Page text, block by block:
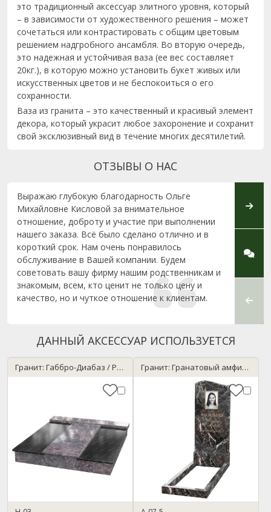
это традиционный аксессуар элитного уровня, который
– в зависимости от художественного решения – может
сочетаться или контрастировать с общим цветовым
решением надгробного ансамбля. Во вторую очередь,
это надежная и устойчивая ваза (ее вес составляет
20кг.), в которую можно установить букет живых или
искусственных цветов и не беспокоиться о его
сохранности.
Ваза из гранита – это качественный и красивый элемент
декора, который украсит любое захоронение и сохранит
свой эксклюзивный вид в течение многих десятилетий.
ОТЗЫВЫ О НАС
Выражаю глубокую благодарность Ольге
Михайловне Кисловой за внимательное
отношение, доброту и участие при выполнении
нашего заказа. Всё было сделано отлично и в
короткий срок. Нам очень понравилось
обслуживание в Вашей компании. Будем
советовать вашу фирму нашим родственникам и
знакомым, всем, кто ценит не только цену и
качество, но и чуткое отношение к клиентам.
ДАННЫЙ АКСЕССУАР ИСПОЛЬЗУЕТСЯ
Гранит: Габбро-Диабаз / Paradiso Гранит: Гранатовый амфиболит